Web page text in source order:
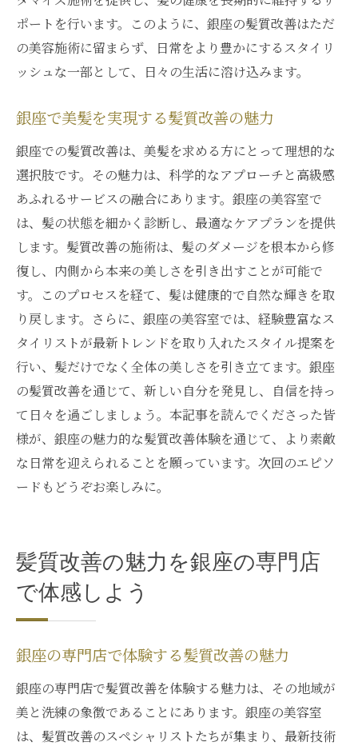
ポートを行います。このように、銀座の髪質改善はただ
の美容施術に留まらず、日常をより豊かにするスタイリ
ッシュな一部として、日々の生活に溶け込みます。
銀座で美髪を実現する髪質改善の魅力
銀座での髪質改善は、美髪を求める方にとって理想的な
選択肢です。その魅力は、科学的なアプローチと高級感
あふれるサービスの融合にあります。銀座の美容室で
は、髪の状態を細かく診断し、最適なケアプランを提供
します。髪質改善の施術は、髪のダメージを根本から修
復し、内側から本来の美しさを引き出すことが可能で
す。このプロセスを経て、髪は健康的で自然な輝きを取
り戻します。さらに、銀座の美容室では、経験豊富なス
タイリストが最新トレンドを取り入れたスタイル提案を
行い、髪だけでなく全体の美しさを引き立てます。銀座
の髪質改善を通じて、新しい自分を発見し、自信を持っ
て日々を過ごしましょう。本記事を読んでくださった皆
様が、銀座の魅力的な髪質改善体験を通じて、より素敵
な日常を迎えられることを願っています。次回のエピソ
ードもどうぞお楽しみに。
髪質改善の魅力を銀座の専門店
で体感しよう
銀座の専門店で体験する髪質改善の魅力
銀座の専門店で髪質改善を体験する魅力は、その地域が
美と洗練の象徴であることにあります。銀座の美容室
は、髪質改善のスペシャリストたちが集まり、最新技術